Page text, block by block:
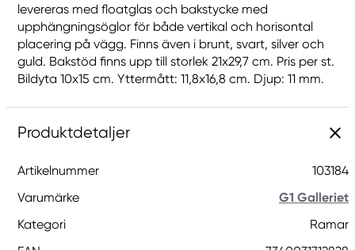
levereras med floatglas och bakstycke med
upphängningsöglor för både vertikal och horisontal
placering på vägg. Finns även i brunt, svart, silver och
guld. Bakstöd finns upp till storlek 21x29,7 cm. Pris per st.
Bildyta 10x15 cm. Yttermått: 11,8x16,8 cm. Djup: 11 mm.
Produktdetaljer
Artikelnummer
103184
Varumärke
G1 Galleriet
Kategori
Ramar